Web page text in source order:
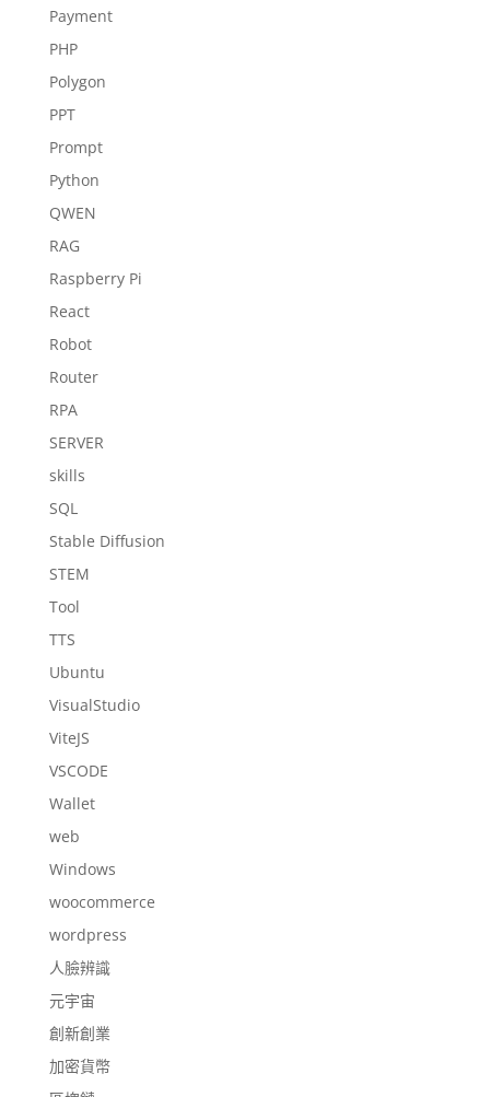
Payment
PHP
Polygon
PPT
Prompt
Python
QWEN
RAG
Raspberry Pi
React
Robot
Router
RPA
SERVER
skills
SQL
Stable Diffusion
STEM
Tool
TTS
Ubuntu
VisualStudio
ViteJS
VSCODE
Wallet
web
Windows
woocommerce
wordpress
人臉辨識
元宇宙
創新創業
加密貨幣